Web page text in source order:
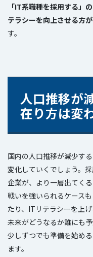
「IT系職種を採用する」
テラシーを向上させる方
す。
人口推移が
在り方は変
国内の人口推移が減少す
変化していくでしょう。
企業が、より一層出てく
戦いを強いられるケース
たり、ITリテラシーを上
未来がどうなるか誰にも
少しずつでも準備を始め
ます。